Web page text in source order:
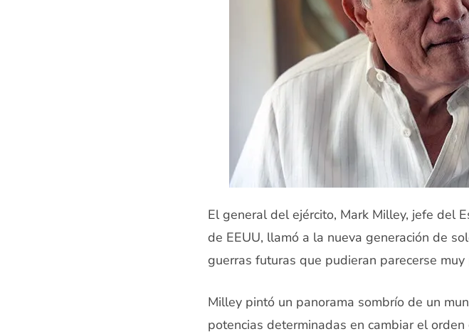
El general del ejército, Mark Milley, jefe del
de EEUU, llamó a la nueva generación de
guerras futuras que pudieran parecerse
Milley pintó un panorama sombrío de un
potencias determinadas en cambiar el